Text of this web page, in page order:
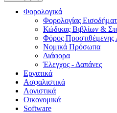
Φορολογικά
Φορολογίας
Κώδικας Βιβλίων &
Φόρος Προστιθέμενης
Νομικά Πρόσωπα
Διάφορα
Έλεγχος - Δαπάνες
Εργατικά
Ασφαλιστικά
Λογιστικά
Οικονομικά
Software